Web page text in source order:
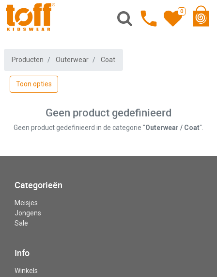
0
Producten Outerwear Coat
Toon opties
Geen product gedefinieerd
Geen product gedefinieerd in de categorie "Outerwear / Coat".
Categorieën
Meisjes
Jongens
Sale
Info
Winkels